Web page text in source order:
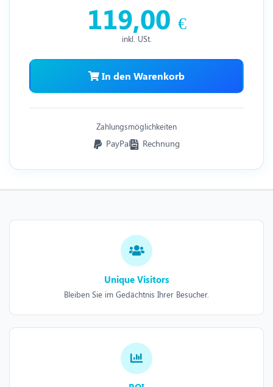
119,00 €
inkl. USt.
In den Warenkorb
Zahlungsmöglichkeiten
PayPal Rechnung
Unique Visitors
Bleiben Sie im Gedächtnis Ihrer Besucher.